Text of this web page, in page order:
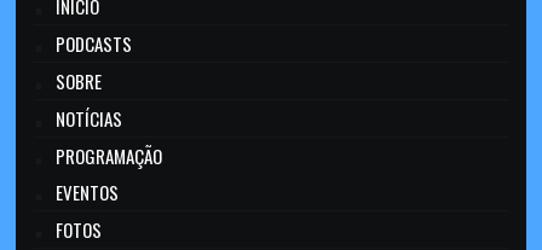
INÍCIO
PODCASTS
SOBRE
NOTÍCIAS
PROGRAMAÇÃO
EVENTOS
FOTOS